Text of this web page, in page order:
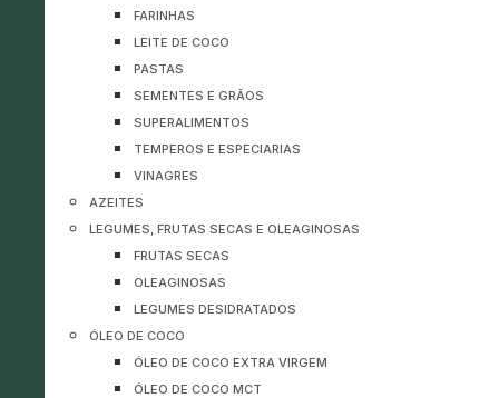
FARINHAS
LEITE DE COCO
PASTAS
SEMENTES E GRÃOS
SUPERALIMENTOS
TEMPEROS E ESPECIARIAS
VINAGRES
AZEITES
LEGUMES, FRUTAS SECAS E OLEAGINOSAS
FRUTAS SECAS
OLEAGINOSAS
LEGUMES DESIDRATADOS
ÓLEO DE COCO
ÓLEO DE COCO EXTRA VIRGEM
ÓLEO DE COCO MCT